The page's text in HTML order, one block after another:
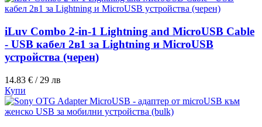
iLuv Combo 2-in-1 Lightning and MicroUSB Cable
- USB кабел 2в1 за Lightning и MicroUSB
устройства (черен)
14.83 € / 29 лв
Купи